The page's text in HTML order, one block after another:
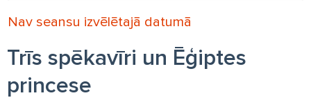
Nav seansu izvēlētajā datumā
Trīs spēkavīri un Ēģiptes
princese